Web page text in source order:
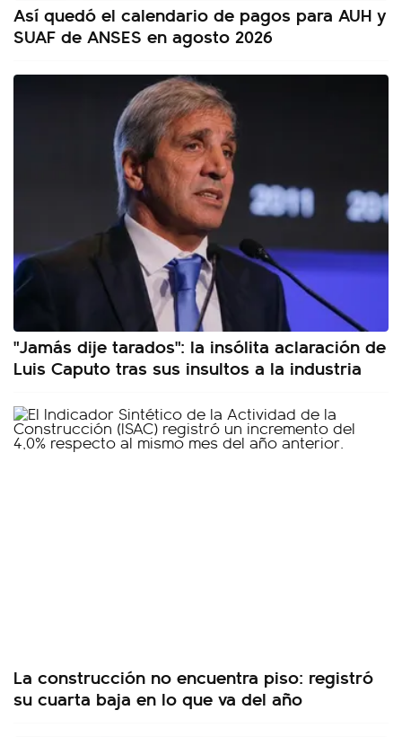
Así quedó el calendario de pagos para AUH y
SUAF de ANSES en agosto 2026
"Jamás dije tarados": la insólita aclaración de
Luis Caputo tras sus insultos a la industria
La construcción no encuentra piso: registró
su cuarta baja en lo que va del año